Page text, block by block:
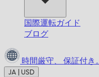
国際運転ガイド
ブログ
時間厳守、 保証付き。
JA | USD